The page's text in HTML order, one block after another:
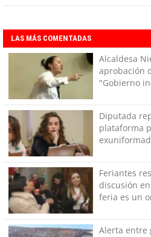
LAS MÁS COMENTADAS
Alcaldesa
aprobación
"Gobierno
Diputada
plataforma
Feriantes
discusión
feria es un
Alerta entre